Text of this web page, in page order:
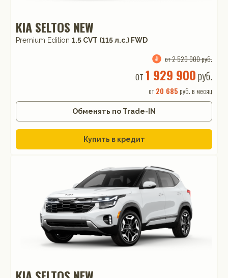
KIA SELTOS NEW
Premium Edition 1.5 CVT (115 л.с.) FWD
от 2 529 900 руб.
от1 929 900руб.
от20 685 руб. в месяц
Обменять по Trade-IN
Купить в кредит